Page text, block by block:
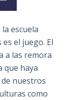
escuela
el juego. El
a las remora
que haya
nuestros
como